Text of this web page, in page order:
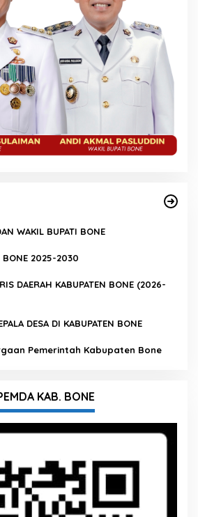
WAKIL BUPATI BONE
BONE 2025-2030
DAERAH KABUPATEN BONE (2026-
DESA DI KABUPATEN BONE
Pemerintah Kabupaten Bone
KAB. BONE